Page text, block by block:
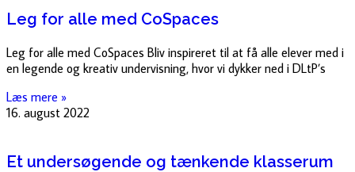
Leg for alle med CoSpaces
Leg for alle med CoSpaces Bliv inspireret til at få alle elever med i
en legende og kreativ undervisning, hvor vi dykker ned i DLtP’s
Læs mere »
16. august 2022
Et undersøgende og tænkende klasserum